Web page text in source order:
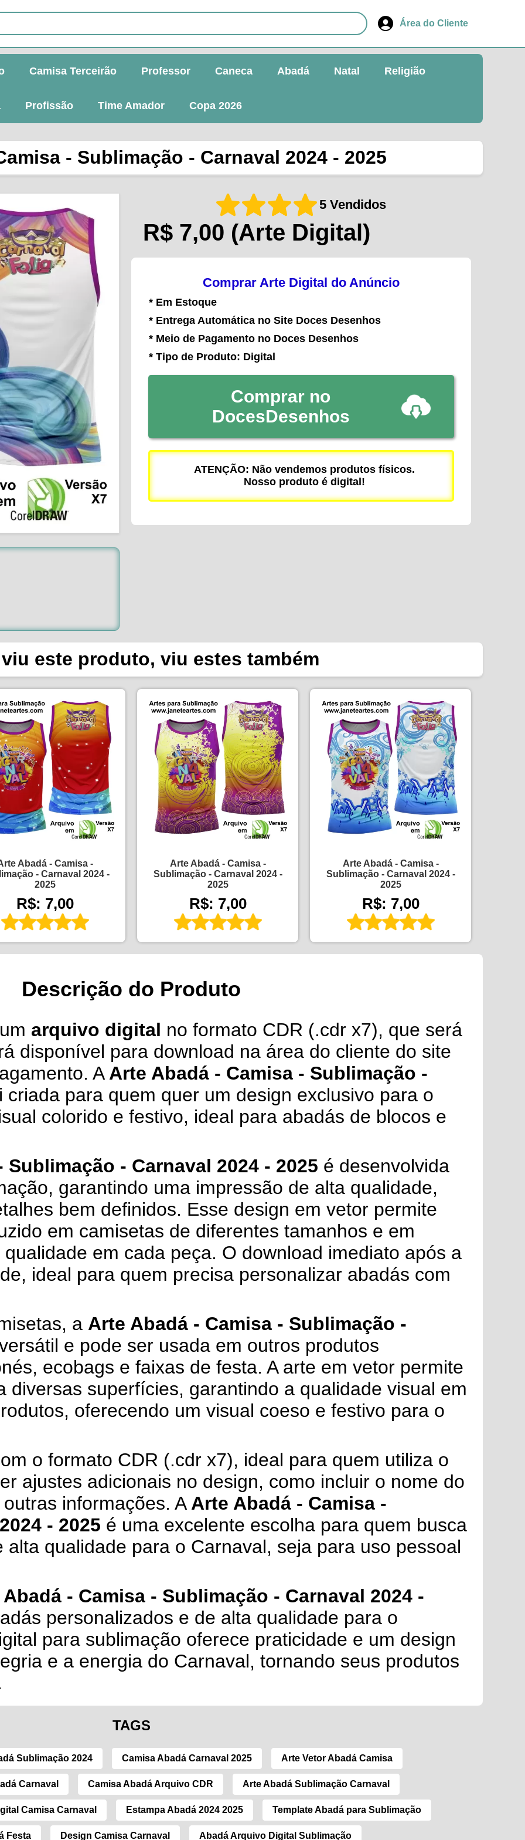
Área do Cliente
Camisa Terceirão Professor Caneca Abadá Natal Religião
Profissão Time Amador Copa 2026
- Sublimação - Carnaval 2024 - 2025
5 Vendidos
R$ 7,00 (Arte Digital)
Comprar Arte Digital do Anúncio
* Em Estoque
* Entrega Automática no Site Doces Desenhos
* Meio de Pagamento no Doces Desenhos
* Tipo de Produto: Digital
Comprar no
DocesDesenhos
ATENÇÃO: Não vendemos produtos físicos.
Nosso produto é digital!
este produto, viu estes também
Abadá - Camisa -
- Carnaval 2024 -
2025
R$: 7,00
Arte Abadá - Camisa -
Sublimação - Carnaval 2024 -
2025
R$: 7,00
Arte Abadá - Camisa -
Sublimação - Carnaval 2024 -
2025
R$: 7,00
Descrição do Produto
arquivo digital no formato CDR (.cdr x7), que será
disponível para download na área do cliente do site
AArte Abadá - Camisa - Sublimação -
para quem quer um design exclusivo para o
colorido e festivo, ideal para abadás de blocos e
- Carnaval 2024 - 2025 é desenvolvida
garantindo uma impressão de alta qualidade,
bem definidos. Esse design em vetor permite
em camisetas de diferentes tamanhos e em
em cada peça. O download imediato após a
ideal para quem precisa personalizar abadás com
a Arte Abadá - Camisa - Sublimação -
e pode ser usada em outros produtos
ecobags e faixas de festa. A arte em vetor permite
diversas superfícies, garantindo a qualidade visual em
oferecendo um visual coeso e festivo para o
o formato CDR (.cdr x7), ideal para quem utiliza o
ajustes adicionais no design, como incluir o nome do
informações. AArte Abadá - Camisa -
- 2025 é uma excelente escolha para quem busca
qualidade para o Carnaval, seja para uso pessoal
- Camisa - Sublimação - Carnaval 2024 -
personalizados e de alta qualidade para o
para sublimação oferece praticidade e um design
e a energia do Carnaval, tornando seus produtos
TAGS
Sublimação 2024 Camisa Abadá Carnaval 2025 Arte Vetor Abadá Camisa
Carnaval Camisa Abadá Arquivo CDR Arte Abadá Sublimação Carnaval
Camisa Carnaval Estampa Abadá 2024 2025 Template Abadá para Sublimação
Festa Design Camisa Carnaval Abadá Arquivo Digital Sublimação